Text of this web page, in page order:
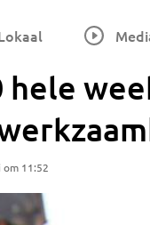
hele
om 11:52